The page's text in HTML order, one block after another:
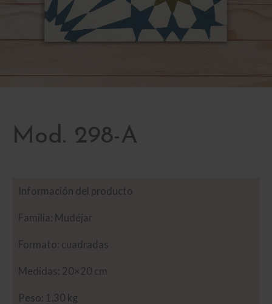
Mod. 298-A
Información del producto
Familia: Mudéjar
Formato: cuadradas
Medidas: 20×20 cm
Peso: 1,30 kg